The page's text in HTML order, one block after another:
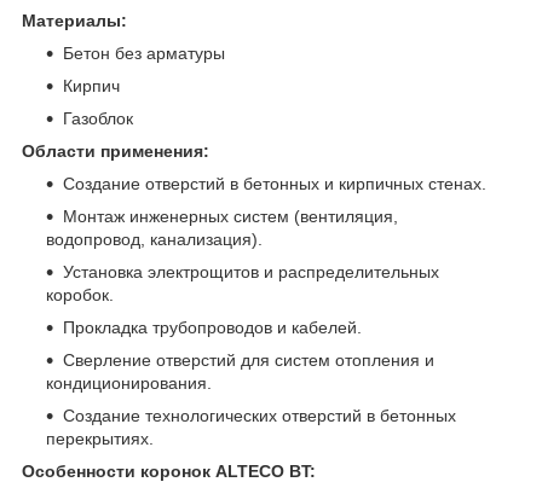
Материалы:
Бетон без арматуры
Кирпич
Газоблок
Области применения:
Создание отверстий в бетонных и кирпичных стенах.
Монтаж инженерных систем (вентиляция,
водопровод, канализация).
Установка электрощитов и распределительных
коробок.
Прокладка трубопроводов и кабелей.
Сверление отверстий для систем отопления и
кондиционирования.
Создание технологических отверстий в бетонных
перекрытиях.
Особенности коронок ALTECO BT: